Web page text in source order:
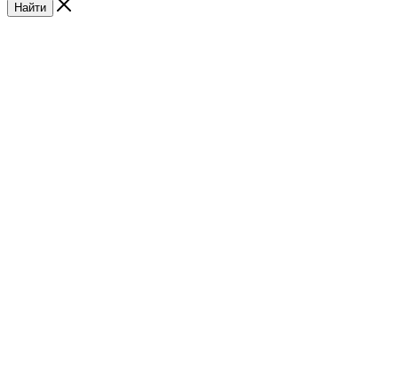
Найти